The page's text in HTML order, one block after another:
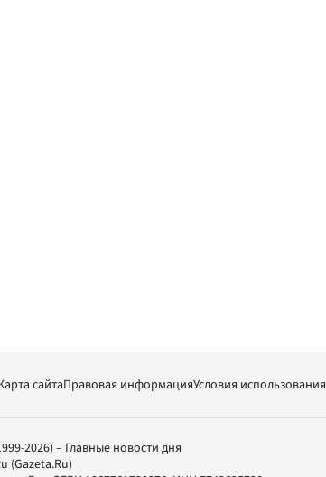
сайтаПравовая информацияУсловия использования
2026) – Главные новости дня
(Gazeta.Ru)